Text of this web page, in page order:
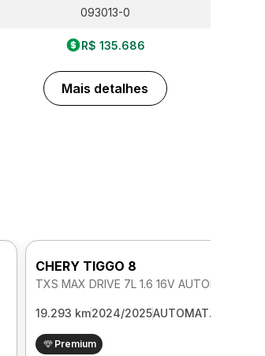
093013-0
R$ 135.686
Mais detalhes
CHERY TIGGO 8
TXS MAX DRIVE 7L 1.6 16V AUTOMATICO
19.293 km2024/2025AUTOMAT.
Premium